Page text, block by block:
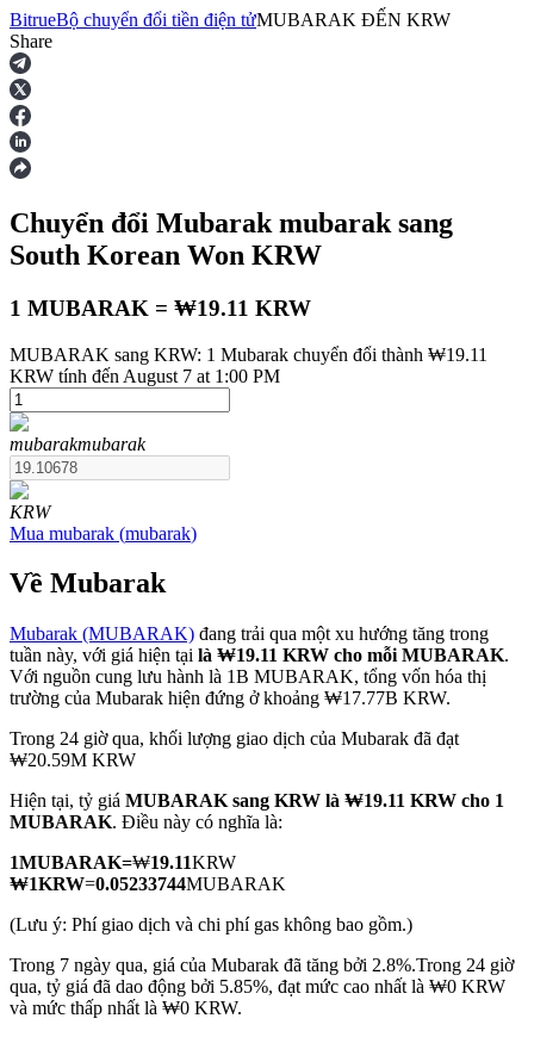
Hợp đồng tương lai
USDT Futures
COIN-M Futures
Futures sử dụng token làm tài sản thế chấp
TradFi
Phái sinh cổ phiếu, ngoại hối, kim loại quý và hàng hóa
BitrueBộ chuyển đổi tiền điện tửMUBARAK ĐẾN KRW
Share
Chuyển đổi Mubarak mubarak sang
South Korean Won KRW
1 MUBARAK = ₩19.11 KRW
MUBARAK sang KRW: 1 Mubarak chuyển đổi thành ₩19.11
KRW tính đến August 7 at 1:00 PM
mubarakmubarak
KRW
Mua mubarak (mubarak)
Về Mubarak
Mubarak (MUBARAK) đang trải qua một xu hướng tăng trong
tuần này, với giá hiện tại là ₩19.11 KRW cho mỗi MUBARAK.
Với nguồn cung lưu hành là 1B MUBARAK, tổng vốn hóa thị
trường của Mubarak hiện đứng ở khoảng ₩17.77B KRW.
Trong 24 giờ qua, khối lượng giao dịch của Mubarak đã đạt
₩20.59M KRW
Hiện tại, tỷ giá MUBARAK sang KRW là ₩19.11 KRW cho 1
MUBARAK. Điều này có nghĩa là:
1MUBARAK=₩19.11KRW
₩1KRW=0.05233744MUBARAK
(Lưu ý: Phí giao dịch và chi phí gas không bao gồm.)
Trong 7 ngày qua, giá của Mubarak đã tăng bởi 2.8%.Trong 24 giờ
qua, tỷ giá đã dao động bởi 5.85%, đạt mức cao nhất là ₩0 KRW
và mức thấp nhất là ₩0 KRW.